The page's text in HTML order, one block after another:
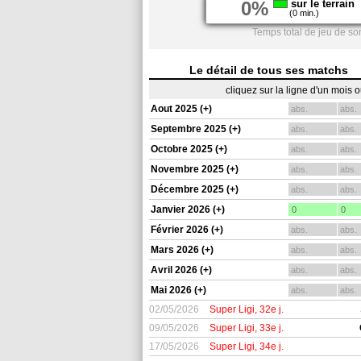
0% sur le terrain
(0 min.)
Temps total de jeu de
Le détail de tous ses matchs
cliquez sur la ligne d'un mois
Aout 2025 (+)
abs. abs.
Septembre 2025 (+) abs. abs.
Octobre 2025 (+) abs. abs.
Novembre 2025 (+) abs. abs.
Décembre 2025 (+) abs. abs.
Janvier 2026 (+) 0 0
Février 2026 (+) abs. abs.
Mars 2026 (+) abs. abs.
Avril 2026 (+) abs. abs.
Mai 2026 (+) abs. abs.
02/05/2026 Super Ligi, 32e j.
09/05/2026
Super Ligi, 33e j.
17/05/2026
Super Ligi, 34e j.